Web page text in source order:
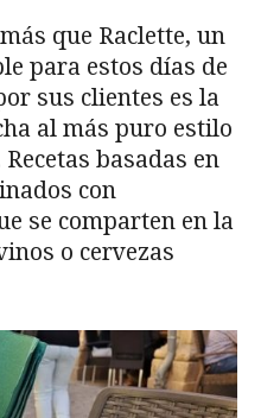
que Raclette, un
para estos días de
sus clientes es la
al más puro estilo
basadas en
con
se comparten en la
o cervezas